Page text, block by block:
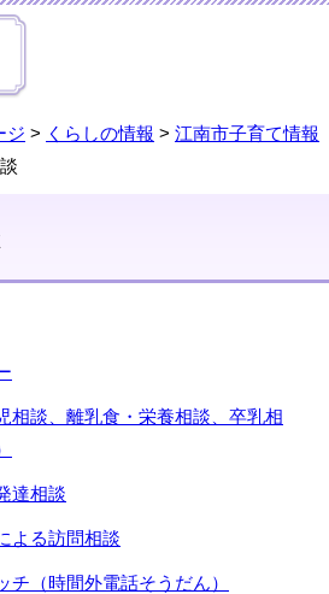
ジ > くらしの情報 > 江南市子育て情報
相談、離乳食・栄養相談、卒乳相
達相談
よる訪問相談
チ（時間外電話そうだん）